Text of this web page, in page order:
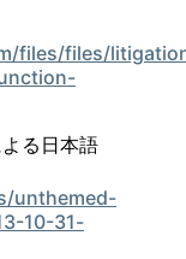
files/files/
る日本語
unthemed-
10-31-